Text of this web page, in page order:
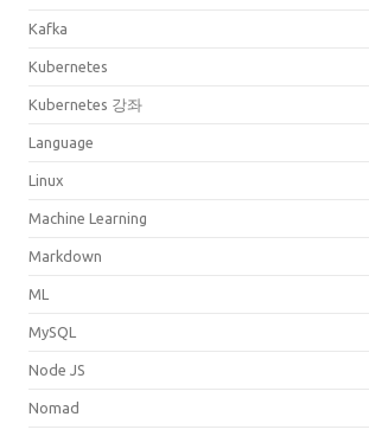
Kafka
Kubernetes
Kubernetes 강좌
Language
Linux
Machine Learning
Markdown
ML
MySQL
Node JS
Nomad